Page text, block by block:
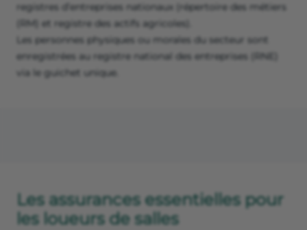
registres d’entreprises nationaux (répertoire des métiers
(RM) et registre des actifs agricoles).
Les personnes physiques ou morales du secteur sont
enregistrées au registre national des entreprises (RNE)
via le guichet unique.
Les assurances essentielles pour
les loueurs de salles